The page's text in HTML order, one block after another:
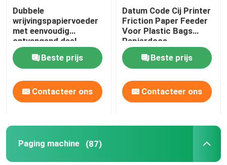
Dubbele
wrijvingspapiervoeder
met eenvoudig
ontvangend deel
Beste prijs
Contacteer ons
Datum Code Cij Printer
Friction Paper Feeder
Voor Plastic Bags
Papierdoos
Beste prijs
Contacteer ons
Paging machine (87)